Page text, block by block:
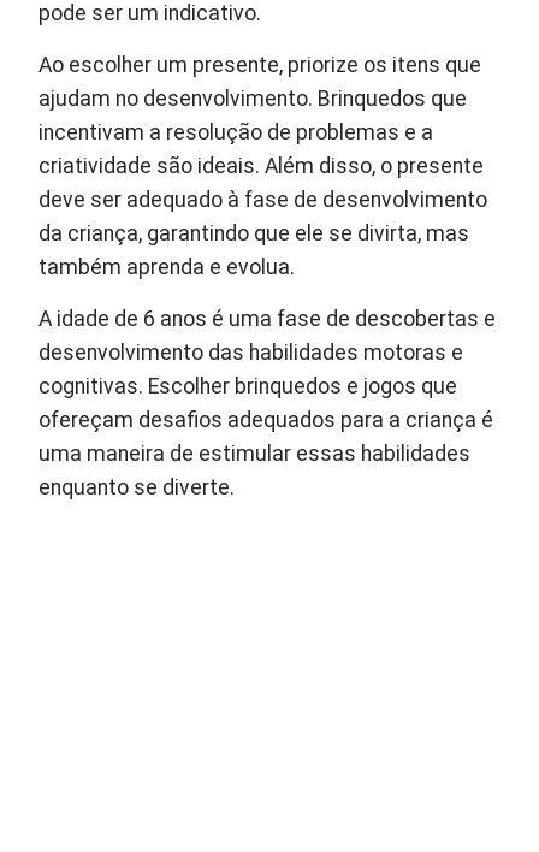
pode ser um indicativo.
Ao escolher um presente, priorize os itens que
ajudam no desenvolvimento. Brinquedos que
incentivam a resolução de problemas e a
criatividade são ideais. Além disso, o presente
deve ser adequado à fase de desenvolvimento
da criança, garantindo que ele se divirta, mas
também aprenda e evolua.
A idade de 6 anos é uma fase de descobertas e
desenvolvimento das habilidades motoras e
cognitivas. Escolher brinquedos e jogos que
ofereçam desafios adequados para a criança é
uma maneira de estimular essas habilidades
enquanto se diverte.